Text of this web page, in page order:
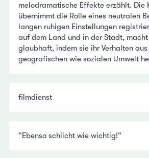
melodramatische Effekte erzählt. Die
übernimmt die Rolle eines neutralen
langen ruhigen Einstellungen
auf dem Land und in der Stadt,
glaubhaft, indem sie ihr Verhalten
geografischen wie sozialen Umwelt
filmdienst
”Ebenso schlicht wie wichtig!“